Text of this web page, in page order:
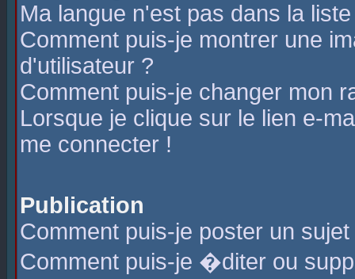
Ma langue n'est pas dans la
Comment puis-je montrer une
d'utilisateur ?
Comment puis-je changer mon
Lorsque je clique sur le lien e-
me connecter !
Publication
Comment puis-je poster un
Comment puis-je �diter ou